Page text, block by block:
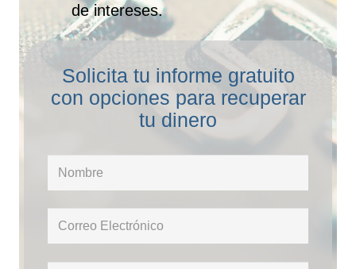
de intereses.
Solicita tu informe gratuito
con opciones para recuperar
tu dinero